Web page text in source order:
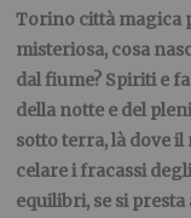
Torino città magica
misteriosa, cosa
dal fiume? Spiriti e
della notte e del
sotto terra, là dove
celare i fracassi
equilibri, se si